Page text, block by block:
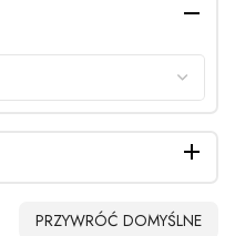
PRZYWRÓĆ DOMYŚLNE